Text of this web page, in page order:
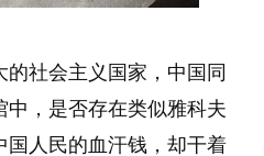
社会主义国家，中国同
，是否存在类似雅科夫
国人民的血汗钱，却干着